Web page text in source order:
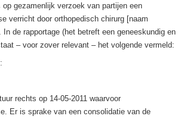
op gezamenlijk verzoek van partijen een
verricht door orthopedisch chirurg [naam
de rapportage (het betreft een geneeskundig en
– voor zover relevant – het volgende vermeld:
rechts op 14-05-2011 waarvoor
Er is sprake van een consolidatie van de